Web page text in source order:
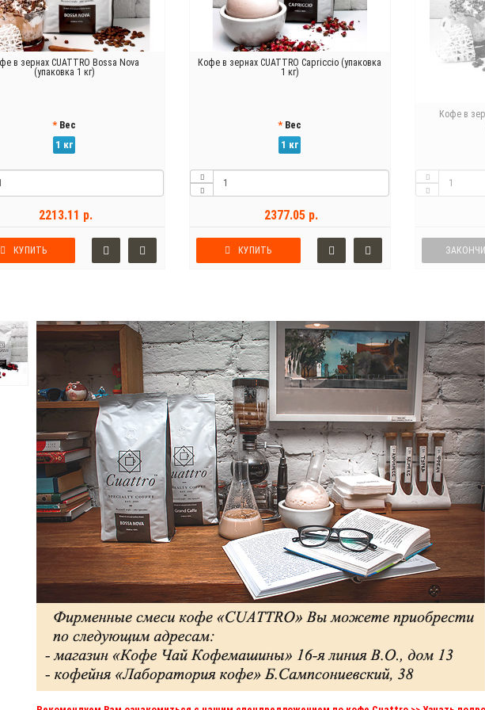
в зернах CUATTRO Bossa Nova
(упаковка 1 кг)
Вес
1 кг
2213.11 р.
КУПИТЬ
Кофе в зернах CUATTRO Capriccio (упаковка
1 кг)
Вес
1 кг
2377.05 р.
КУПИТЬ
Кофе в